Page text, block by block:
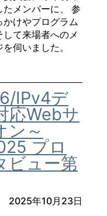
たメンバーに、 参
かけやプログラム
して来場者へのメ
伺いました。
IPv4デ
応Webサ
ン～
プロ
ビュー第
2025年10月23日